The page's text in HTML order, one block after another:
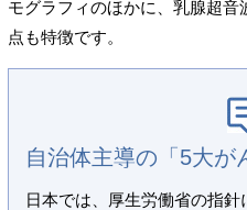
モグラフィのほかに、乳腺超
点も特徴です。
自治体主導の「5大が
日本では、厚生労働省の指